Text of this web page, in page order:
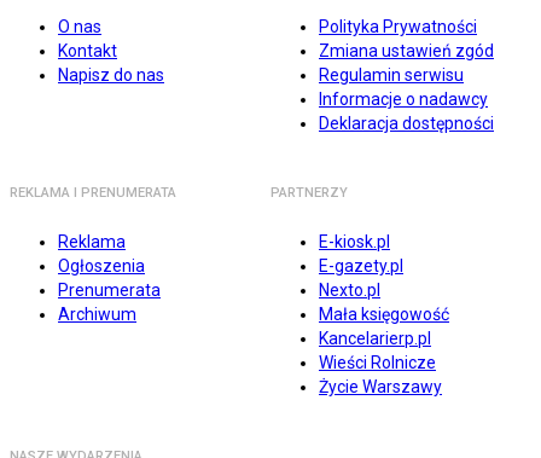
O nas
Kontakt
Napisz do nas
Polityka Prywatności
Zmiana ustawień zgód
Regulamin serwisu
Informacje o nadawcy
Deklaracja dostępności
REKLAMA I PRENUMERATA
Reklama
Ogłoszenia
Prenumerata
Archiwum
PARTNERZY
E-kiosk.pl
E-gazety.pl
Nexto.pl
Mała księgowość
Kancelarierp.pl
Wieści Rolnicze
Życie Warszawy